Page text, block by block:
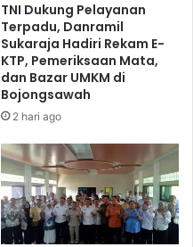
TNI Dukung Pelayanan
Terpadu, Danramil
Sukaraja Hadiri Rekam E-
KTP, Pemeriksaan Mata,
dan Bazar UMKM di
Bojongsawah
2 hari ago